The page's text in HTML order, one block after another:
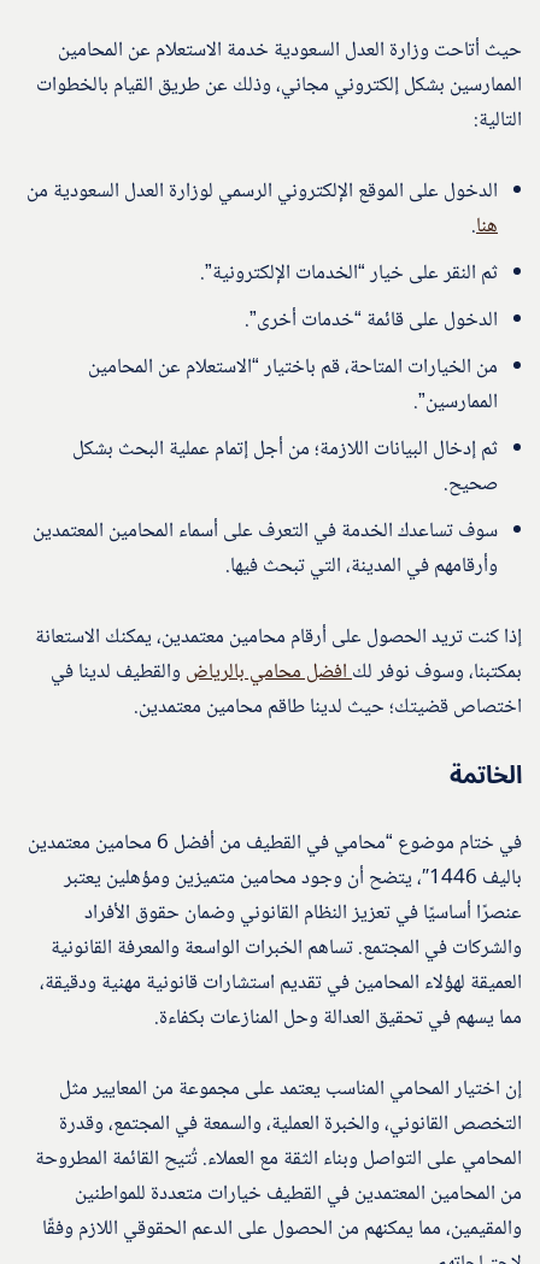
حيث أتاحت وزارة العدل السعودية خدمة الاستعلام عن المحامين
الممارسين بشكل إلكتروني مجاني، وذلك عن طريق القيام بالخطوات
التالية:
الدخول على الموقع الإلكتروني الرسمي لوزارة العدل السعودية من
هنا.
ثم النقر على خيار “الخدمات الإلكترونية”.
الدخول على قائمة “خدمات أخرى”.
من الخيارات المتاحة، قم باختيار “الاستعلام عن المحامين
الممارسين”.
ثم إدخال البيانات اللازمة؛ من أجل إتمام عملية البحث بشكل
صحيح.
سوف تساعدك الخدمة في التعرف على أسماء المحامين المعتمدين
وأرقامهم في المدينة، التي تبحث فيها.
إذا كنت تريد الحصول على أرقام محامين معتمدين، يمكنك الاستعانة
بمكتبنا، وسوف نوفر لكافضل محامي بالرياض والقطيف لدينا في
اختصاص قضيتك؛ حيث لدينا طاقم محامين معتمدين.
الخاتمة
في ختام موضوع “محامي في القطيف من أفضل 6 محامين معتمدين
باليف 1446″، يتضح أن وجود محامين متميزين ومؤهلين يعتبر
عنصرًا أساسيًا في تعزيز النظام القانوني وضمان حقوق الأفراد
والشركات في المجتمع. تساهم الخبرات الواسعة والمعرفة القانونية
العميقة لهؤلاء المحامين في تقديم استشارات قانونية مهنية ودقيقة،
مما يسهم في تحقيق العدالة وحل المنازعات بكفاءة.
إن اختيار المحامي المناسب يعتمد على مجموعة من المعايير مثل
التخصص القانوني، والخبرة العملية، والسمعة في المجتمع، وقدرة
المحامي على التواصل وبناء الثقة مع العملاء. تُتيح القائمة المطروحة
من المحامين المعتمدين في القطيف خيارات متعددة للمواطنين
والمقيمين، مما يمكنهم من الحصول على الدعم الحقوقي اللازم وفقًا